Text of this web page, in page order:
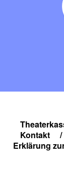
Kontakt
/
Erklärung